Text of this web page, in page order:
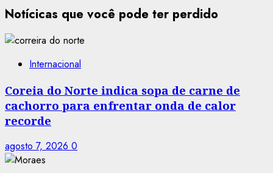
Notícicas que você pode ter perdido
Internacional
Coreia do Norte indica sopa de carne de
cachorro para enfrentar onda de calor
recorde
agosto 7, 2026 0